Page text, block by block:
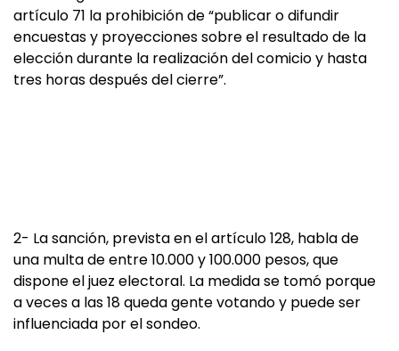
artículo 71 la prohibición de “publicar o difundir
encuestas y proyecciones sobre el resultado de la
elección durante la realización del comicio y hasta
tres horas después del cierre”.
2- La sanción, prevista en el artículo 128, habla de
una multa de entre 10.000 y 100.000 pesos, que
dispone el juez electoral. La medida se tomó porque
a veces a las 18 queda gente votando y puede ser
influenciada por el sondeo.